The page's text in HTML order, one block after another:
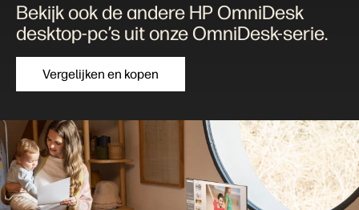
Bekijk ook de andere HP OmniDesk
desktop-pc’s uit onze OmniDesk-serie.
Vergelijken en kopen